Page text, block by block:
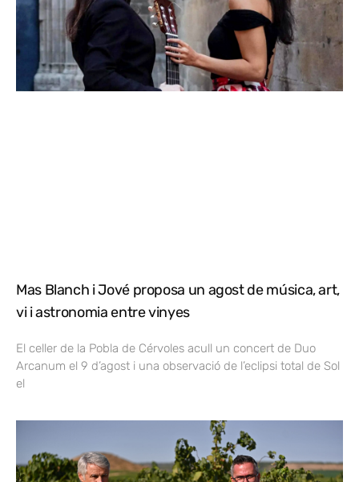
Mas Blanch i Jové proposa un agost de música, art,
vi i astronomia entre vinyes
El celler de la Pobla de Cérvoles acull un concert de Duo
Arcanum el 9 d’agost i una observació de l’eclipsi total de Sol
el